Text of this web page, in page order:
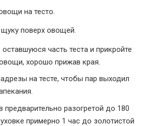
на тесто.
поверх овощей.
оставшуюся часть теста и прикройте
хорошо прижав края.
на тесте, чтобы пар выходил
предварительно разогретой до 180
примерно 1 час до золотистой